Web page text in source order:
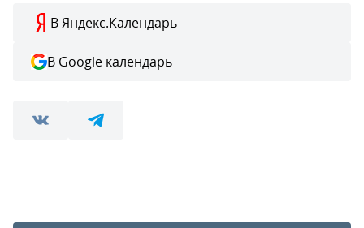
В Яндекс.Календарь
В Google календарь